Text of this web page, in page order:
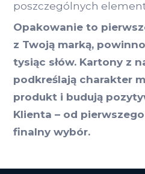
poszczególnych
Opakowanie to
z Twoją marką,
tysiąc słów. Kartony z
podkreślają charakter
produkt i budują
Klienta – od
finalny wybór.